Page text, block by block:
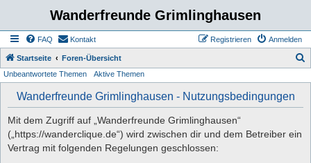
Wanderfreunde Grimlinghausen
FAQ Kontakt Anmelden
Registrieren
Startseite Foren-Übersicht
Unbeantwortete Themen Aktive Themen
Wanderfreunde Grimlinghausen - Nutzungsbedingungen
Mit dem Zugriff auf „Wanderfreunde Grimlinghausen“
(„https://wanderclique.de“) wird zwischen dir und dem Betreiber ein
Vertrag mit folgenden Regelungen geschlossen: